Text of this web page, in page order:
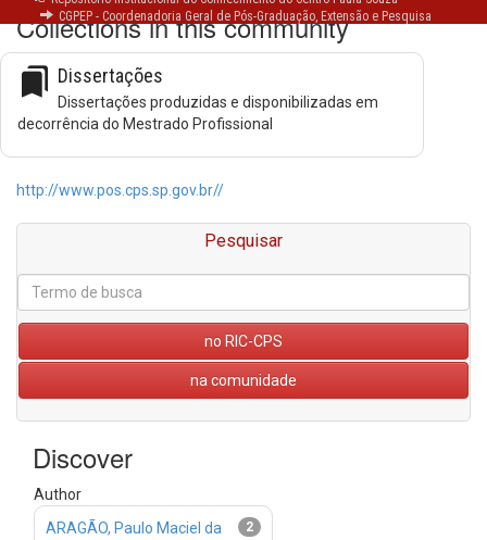
CGPEP - Coordenadoria Geral de Pós-Graduação, Extensão e Pesquisa
Collections in this community
bookmarks Dissertações
Dissertações produzidas e disponibilizadas em
decorrência do Mestrado Profissional
http://www.pos.cps.sp.gov.br//
Pesquisar
no RIC-CPS
na comunidade
Discover
Author
2
ARAGÃO, Paulo Maciel da